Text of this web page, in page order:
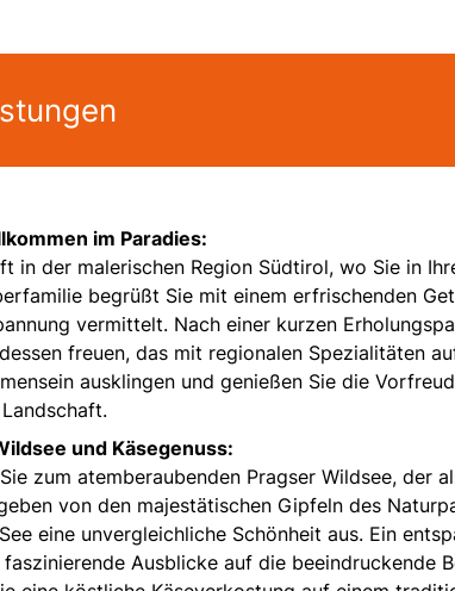
im Paradies:
in der malerischen Region Südtirol, wo Sie in
begrüßt Sie mit einem erfrischenden
vermittelt. Nach einer kurzen
freuen, das mit regionalen Spezialitäten
ausklingen und genießen Sie die
und Käsegenuss:
zum atemberaubenden Pragser Wildsee, der
von den majestätischen Gipfeln des
eine unvergleichliche Schönheit aus. Ein
Ausblicke auf die beeindruckende